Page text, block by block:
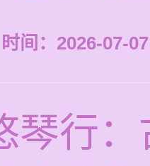
时间：2026-07-
琴行